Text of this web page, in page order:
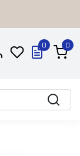
0 0